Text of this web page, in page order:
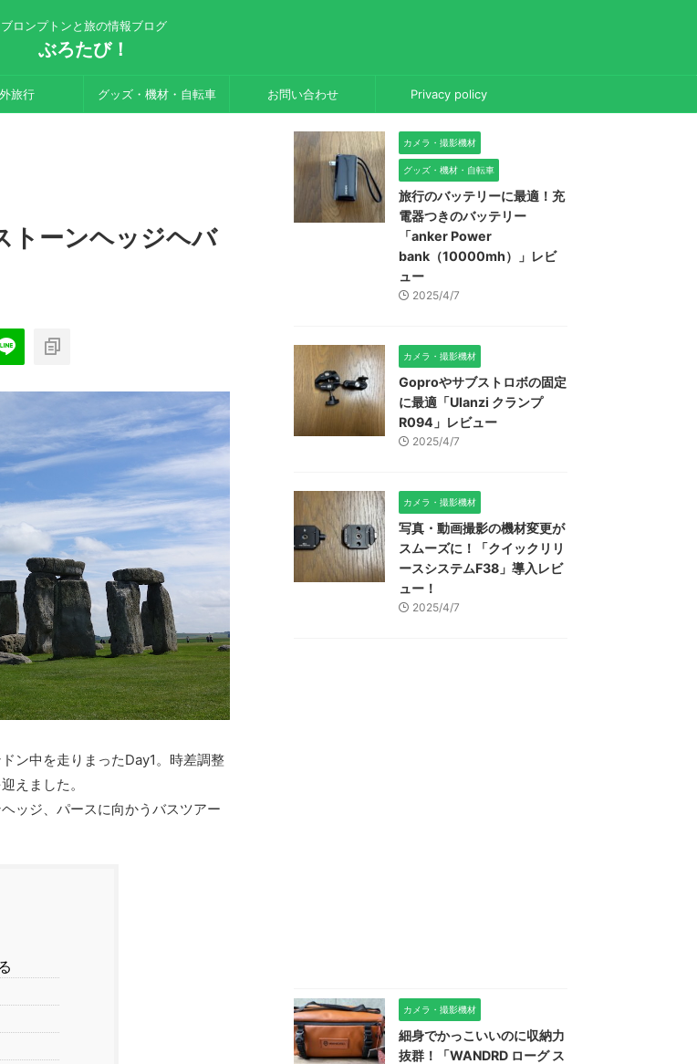
ブロンプトンと旅の情報ブログ
ぶろたび！
旅行 グッズ・機材・自転車 お問い合わせ Privacy policy
トーンヘッジヘバ
ン中を走りまったDay1。時差調整
えました。
ッジ、パースに向かうバスツアー
カメラ・撮影機材
グッズ・機材・自転車
旅行のバッテリーに最適！充
電器つきのバッテリー
「anker Power
bank（10000mh）」レビ
ュー
2025/4/7
カメラ・撮影機材
Goproやサブストロボの固定
に最適「Ulanzi クランプ
R094」レビュー
2025/4/7
カメラ・撮影機材
写真・動画撮影の機材変更が
スムーズに！「クイックリリ
ースシステムF38」導入レビ
ュー！
2025/4/7
カメラ・撮影機材
細身でかっこいいのに収納力
抜群！「WANDRD ローグ ス